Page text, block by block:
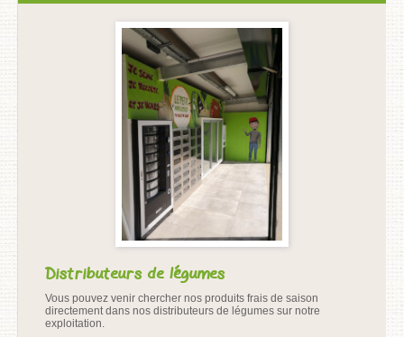
Distributeurs de légumes
Vous pouvez venir chercher nos produits frais de saison
directement dans nos distributeurs de légumes sur notre
exploitation.